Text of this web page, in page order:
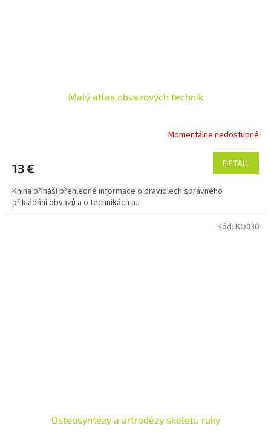
Malý atlas obvazových technik
Momentálne nedostupné
13 € DETAIL
Kniha přináší přehledné informace o pravidlech správného
přikládání obvazů a o technikách a...
Osteosyntézy a artrodézy skeletu ruky
Kód: KO030